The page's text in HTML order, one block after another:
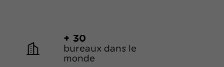
+ 30
bureaux dans le
monde